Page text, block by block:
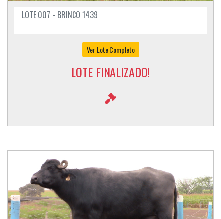
LOTE 007 - BRINCO 1439
Ver Lote Completo
LOTE FINALIZADO!